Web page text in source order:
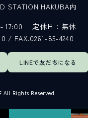
安曇郡白馬村北城5497
STATION HAKUBA内
検索する
LINEで友だちになる
STATION HAKUBA内
17:00
定休日：無休
/ FAX.0261-85-4240
All Rights Reserved.